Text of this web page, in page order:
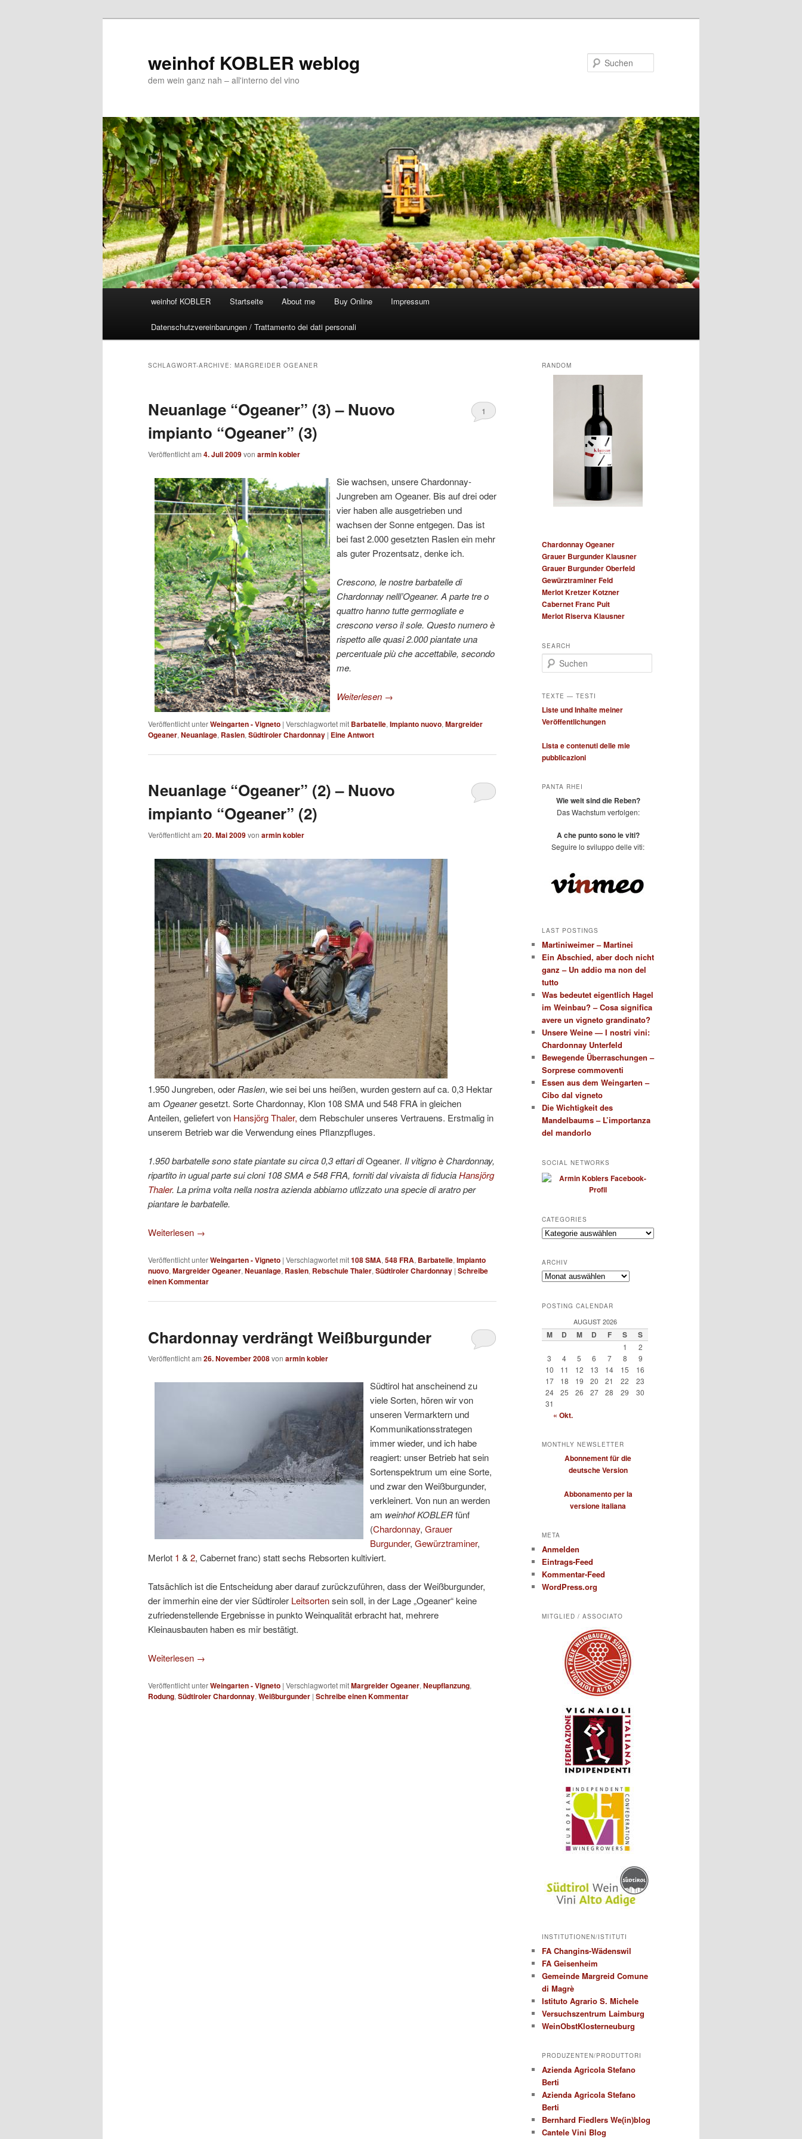
weinhof KOBLER weblog
dem wein ganz nah – all'interno del vino
weinhof KOBLER Startseite About me Buy Online Impressum
Datenschutzvereinbarungen / Trattamento dei dati personali
SCHLAGWORT-ARCHIVE: MARGREIDER OGEANER
Neuanlage “Ogeaner” (3) – Nuovo
impianto “Ogeaner” (3)
Veröffentlicht am 4. Juli 2009von armin kobler
1
Sie wachsen, unsere Chardonnay-
Jungreben am Ogeaner. Bis auf drei oder
vier haben alle ausgetrieben und
wachsen der Sonne entgegen. Das ist
bei fast 2.000 gesetzten Raslen ein mehr
als guter Prozentsatz, denke ich.
Crescono, le nostre barbatelle di
Chardonnay nelll’Ogeaner. A parte tre o
quattro hanno tutte germogliate e
crescono verso il sole. Questo numero è
rispetto alle quasi 2.000 piantate una
percentuale più che accettabile, secondo
me.
Weiterlesen →
Veröffentlicht unterWeingarten - Vigneto | Verschlagwortet mit Barbatelle, Impianto nuovo, Margreider
Ogeaner, Neuanlage, Raslen, Südtiroler Chardonnay | EineAntwort
Neuanlage “Ogeaner” (2) – Nuovo
impianto “Ogeaner” (2)
Veröffentlicht am 20. Mai 2009von armin kobler
1.950 Jungreben, oder Raslen, wie sei bei uns heißen, wurden gestern auf ca. 0,3 Hektar
am Ogeanergesetzt. Sorte Chardonnay, Klon 108 SMA und 548 FRA in gleichen
Anteilen, geliefert von Hansjörg Thaler, dem Rebschuler unseres Vertrauens. Erstmalig in
unserem Betrieb war die Verwendung eines Pflanzpfluges.
1.950 barbatelle sono state piantate su circa 0,3 ettari diOgeaner. Il vitigno è Chardonnay,
ripartito in ugual parte sui cloni 108 SMA e 548 FRA, forniti dal vivaista di fiduciaHansjörg
Thaler. La prima volta nella nostra azienda abbiamo utlizzato una specie di aratro per
piantare le barbatelle.
Weiterlesen →
Veröffentlicht unterWeingarten - Vigneto | Verschlagwortet mit108 SMA, 548 FRA, Barbatelle, Impianto
nuovo, Margreider Ogeaner, Neuanlage, Raslen, Rebschule Thaler, Südtiroler Chardonnay | Schreibe
einen Kommentar
Chardonnay verdrängt Weißburgunder
Veröffentlicht am 26. November 2008von armin kobler
Südtirol hat anscheinend zu
viele Sorten, hören wir von
unseren Vermarktern und
Kommunikationsstrategen
immer wieder, und ich habe
reagiert: unser Betrieb hat sein
Sortenspektrum um eine Sorte,
und zwar den Weißburgunder,
verkleinert. Von nun an werden
am weinhof KOBLERfünf
(Chardonnay, Grauer
Burgunder, Gewürztraminer,
Merlot 1 & 2, Cabernet franc) statt sechs Rebsorten kultiviert.
Tatsächlich ist die Entscheidung aber darauf zurückzuführen, dass der Weißburgunder,
der immerhin eine der vier Südtiroler Leitsortensein soll, in der Lage „Ogeaner“ keine
zufriedenstellende Ergebnisse in punkto Weinqualität erbracht hat, mehrere
Kleinausbauten haben es mir bestätigt.
Weiterlesen →
Veröffentlicht unterWeingarten - Vigneto | Verschlagwortet mitMargreider Ogeaner, Neupflanzung,
Rodung, Südtiroler Chardonnay, Weißburgunder | Schreibe einen Kommentar
RANDOM
Chardonnay Ogeaner
Grauer Burgunder Klausner
Grauer Burgunder Oberfeld
Gewürztraminer Feld
Merlot Kretzer Kotzner
Cabernet Franc Puit
Merlot Riserva Klausner
SEARCH
u
h
n
TEXTE — TESTI
Liste und Inhalte meiner
Veröffentlichungen
Lista e contenuti delle mie
pubblicazioni
PANTA RHEI
Wie weit sind die Reben?
Das Wachstum verfolgen:
A che punto sono le viti?
Seguire lo sviluppo delle viti:
LAST POSTINGS
Martiniweimer – Martinei
Ein Abschied, aber doch nicht
ganz – Un addio ma non del
tutto
Was bedeutet eigentlich Hagel
im Weinbau? – Cosa significa
avere un vigneto grandinato?
Unsere Weine — I nostri vini:
Chardonnay Unterfeld
Bewegende Überraschungen –
Sorprese commoventi
Essen aus dem Weingarten –
Cibo dal vigneto
Die Wichtigkeit des
Mandelbaums – L’importanza
del mandorlo
SOCIAL NETWORKS
CATEGORIES
Categories
ARCHIV
Archiv
POSTING CALENDAR
AUGUST 2026
M D M D F S S
1
2
3
4 5 6 7 8
9
10
11 12 13 14 15
16
17
18 19 20 21 22
23
24
25 26 27 28 29
30
31
« Okt.
MONTHLY NEWSLETTER
Abonnement für die
deutsche Version
Abbonamento per la
versione italiana
META
Anmelden
Eintrags-Feed
Kommentar-Feed
WordPress.org
MITGLIED / ASSOCIATO
INSTITUTIONEN/ISTITUTI
FA Changins-Wädenswil
FA Geisenheim
Gemeinde Margreid Comune
di Magrè
Istituto Agrario S. Michele
Versuchszentrum Laimburg
WeinObstKlosterneuburg
PRODUZENTEN/PRODUTTORI
Azienda Agricola Stefano
Berti
Azienda Agricola Stefano
Berti
Bernhard Fiedlers We(in)blog
Cantele Vini Blog